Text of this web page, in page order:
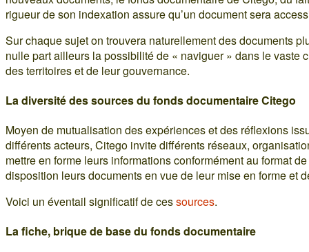
rigueur de son indexation assure qu’un document sera
Sur chaque sujet on trouvera naturellement des documents
nulle part ailleurs la possibilité de « naviguer » dans le vaste
des territoires et de leur gouvernance.
La diversité des sources du fonds documentaire Citego
Moyen de mutualisation des expériences et des réflexions
différents acteurs, Citego invite différents réseaux,
mettre en forme leurs informations conformément au format
disposition leurs documents en vue de leur mise en forme et
Voici un éventail significatif de cessources.
La fiche, brique de base du fonds documentaire